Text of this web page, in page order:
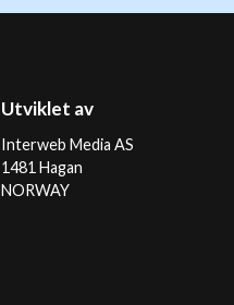
Utviklet av
Interweb Media AS
1481 Hagan
NORWAY